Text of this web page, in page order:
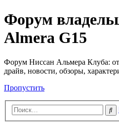
Форум
Almera G15
Форум Ниссан Альмера Клуба:
драйв, новости, обзоры,
Пропустить